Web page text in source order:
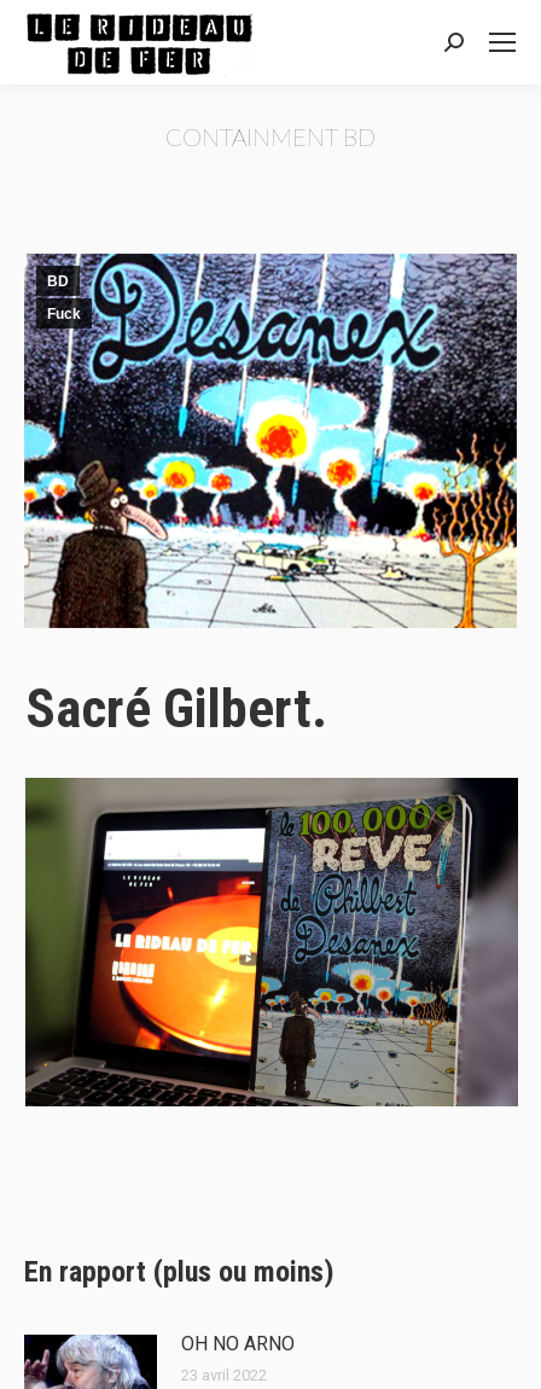
Recherche
CONTAINMENT BD
BD
Fuck
Sacré Gilbert.
En rapport (plus ou moins)
OH NO ARNO
23 avril 2022